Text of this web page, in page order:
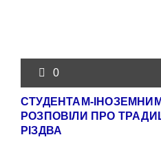
0
СТУДЕНТАМ-
РОЗПОВІЛИ ПРО
РІЗДВА